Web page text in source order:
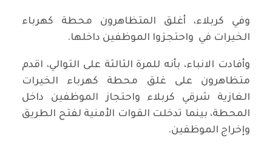
وفي كربلاء، أغلق المتظاهرون محطة كهرباء
الخيرات في ‏ واحتجزوا الموظفين داخلها.‏
وأفادت الانباء، بأنه للمرة الثالثة على التوالي، اقدم
‏متظاهرون على غلق محطة كهرباء الخيرات
الغازية شرقي كربلاء واحتجاز ‏الموظفين داخل
المحطة، بينما تدخلت القوات الأمنية لفتح الطريق
وإخراج الموظفين.‏